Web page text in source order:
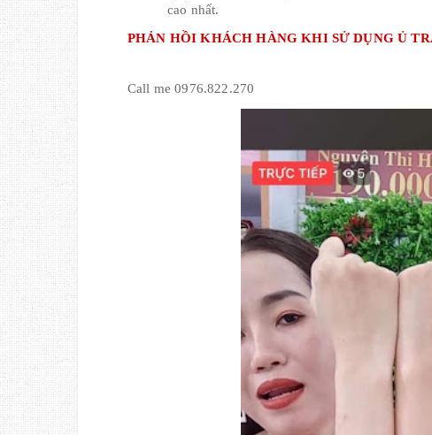
cao nhất.
PHẢN HỒI KHÁCH HÀNG KHI SỬ DỤNG Ủ
Call me 0976.822.270